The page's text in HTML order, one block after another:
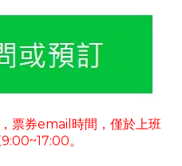
， 票券email 時間 ， 僅於上班
9:00~17:00。